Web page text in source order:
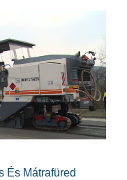
És Mátrafüred